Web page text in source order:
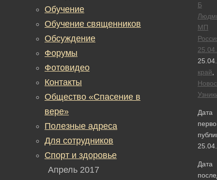
Б
МП
край
Дата
Дата
Обучение
Обучение священников
Обсуждение
Форумы
Фотовидео
Контакты
Общество «Спасение в
вере»
Полезные адреса
Для сотрудников
Спорт и здоровье
Апрель 2017